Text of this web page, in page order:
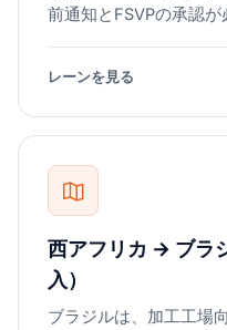
前通知とFSVPの承認が
レーンを見る
西アフリカ → ブラ
入）
ブラジルは、加工工場